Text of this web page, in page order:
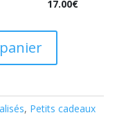
17.00€
, Petits cadeaux